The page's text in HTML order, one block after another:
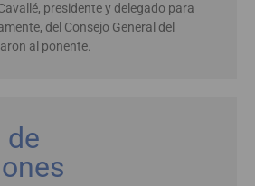
presidente y delegado para
del Consejo General del
al ponente.
de